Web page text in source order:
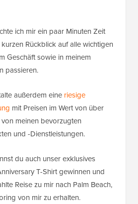
ich mir ein paar Minuten Zeit
Rückblick auf alle wichtigen
Geschäft sowie in meinem
passieren.
außerdem eine riesige
mit Preisen im Wert von über
meinen bevorzugten
und -Dienstleistungen.
du auch unser exklusives
T-Shirt gewinnen und
Reise zu mir nach Palm Beach,
von mir zu erhalten.